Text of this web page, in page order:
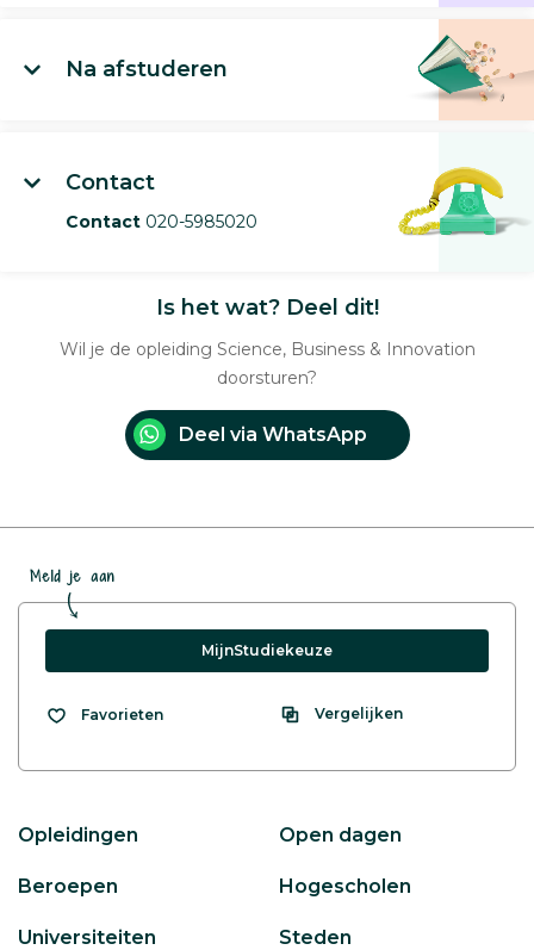
Na afstuderen
Contact
Contact 020-5985020
Is het wat? Deel dit!
Wil je de opleiding Science, Business & Innovation
doorsturen?
Deel via WhatsApp
Meld je aan
MijnStudiekeuze
Favorieten Vergelijken
Opleidingen Open dagen
Beroepen Hogescholen
Universiteiten Steden